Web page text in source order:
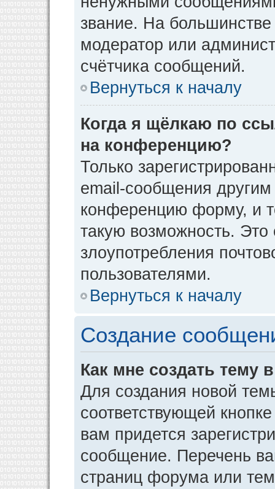
звание. На
модератор или
счётчика сообщений.
Вернуться к началу
Когда я щёлкаю по
на конференцию?
Только
email-сообщения
конференцию форму, и
такую возможность. Это
злоупотребления
пользователями.
Вернуться к началу
Создание
Как мне создать тему
Для создания новой
соответствующей
вам придется
сообщение. Перечень
страниц форума или